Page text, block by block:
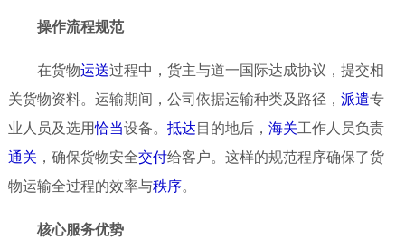
操作流程规范
在货物运送过程中，货主与道一国际达成协议，提交相
关货物资料。运输期间，公司依据运输种类及路径， 派遣专
业人员及选用恰当设备。 抵达 目的地后， 海关工作人员负责
通关 ，确保货物安全交付给客户。这样的规范程序确保了货
物运输全过程的效率与秩序。
核心服务优势